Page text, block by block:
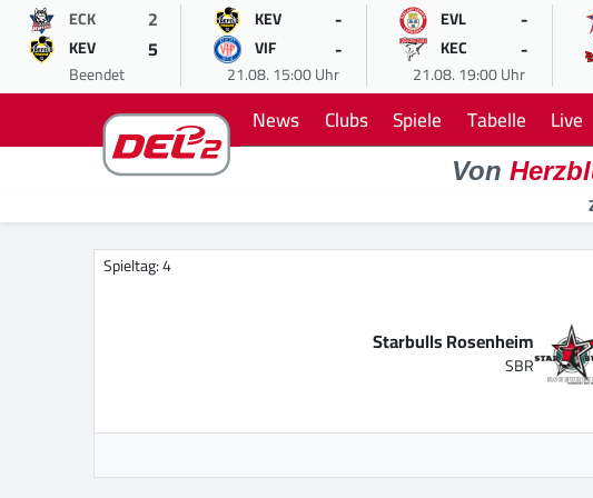
ECK 2
KEV 5
Beendet
KEV -
VIF -
21.08. 15:00 Uhr
EVL -
KEC -
21.08. 19:00 Uhr
News Clubs Spiele Tabelle Live
Von
Spieltag: 4
Starbulls Rosenheim
SBR